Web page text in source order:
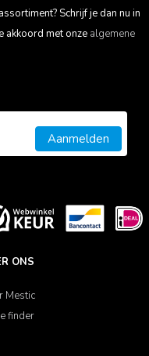
Schrijf je dan nu in
akkoord met onze algemene
Aanmelden
ONS
Mestic
finder